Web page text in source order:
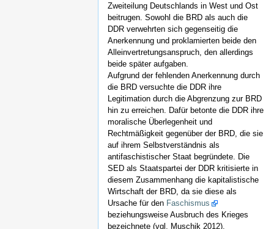
Zweiteilung Deutschlands in West und Ost
beitrugen. Sowohl die BRD als auch die
DDR verwehrten sich gegenseitig die
Anerkennung und proklamierten beide den
Alleinvertretungsanspruch, den allerdings
beide später aufgaben.
Aufgrund der fehlenden Anerkennung durch
die BRD versuchte die DDR ihre
Legitimation durch die Abgrenzung zur BRD
hin zu erreichen. Dafür betonte die DDR ihre
moralische Überlegenheit und
Rechtmäßigkeit gegenüber der BRD, die sie
auf ihrem Selbstverständnis als
antifaschistischer Staat begründete. Die
SED als Staatspartei der DDR kritisierte in
diesem Zusammenhang die kapitalistische
Wirtschaft der BRD, da sie diese als
Ursache für den Faschismus
beziehungsweise Ausbruch des Krieges
bezeichnete (vgl. Muschik 2012).